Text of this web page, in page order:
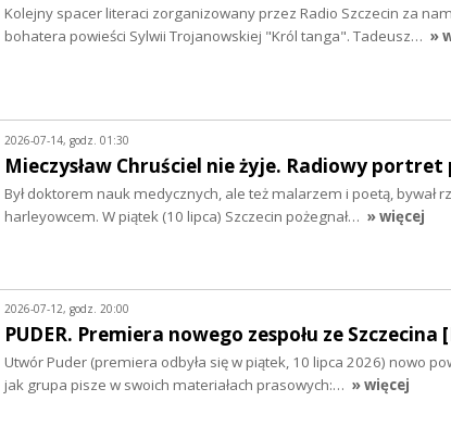
Kolejny spacer literaci zorganizowany przez Radio Szczecin za
bohatera powieści Sylwii Trojanowskiej "Król tanga". Tadeusz… »
2026-07-14, godz. 01:30
Mieczysław Chruściel nie żyje. Radiowy
Był doktorem nauk medycznych, ale też malarzem i poetą,
harleyowcem. W piątek (10 lipca) Szczecin pożegnał… » więcej
2026-07-12, godz. 20:00
PUDER. Premiera nowego zespołu ze Szczecina
Utwór Puder (premiera odbyła się w piątek, 10 lipca 2026) nowo
jak grupa pisze w swoich materiałach prasowych:… » więcej